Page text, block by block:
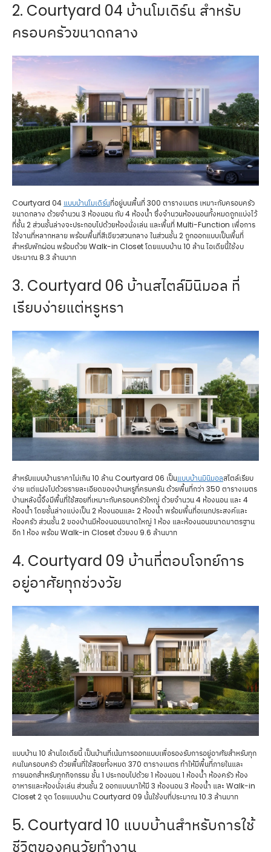
2. Courtyard 04 บ้านโมเดิร์น สำหรับ
ครอบครัวขนาดกลาง
Courtyard 04 แบบบ้านโมเดิร์นที่อยู่บนพื้นที่ 300 ตารางเมตร เหมาะกับครอบครัว
ขนาดกลาง ด้วยจำนวน 3 ห้องนอน กับ 4 ห้องน้ำ ซึ่งจำนวนห้องนอนทั้งหมดถูกแบ่งไว้
ที่ชั้น 2 ส่วนชั้นล่างจะประกอบไปด้วยห้องนั่งเล่น และพื้นที่ Multi-Function เพื่อการ
ใช้งานที่หลากหลาย พร้อมพื้นที่สีเขียวสวนกลาง ในส่วนชั้น 2 ถูกออกแบบเป็นพื้นที่
สำหรับพักผ่อน พร้อมด้วย Walk-in Closet โดยแบบบ้าน 10 ล้าน ไอเดียนี้ใช้งบ
ประมาณ 8.3 ล้านบาท
3. Courtyard 06 บ้านสไตล์มินิมอล ที่
เรียบง่ายแต่หรูหรา
สำหรับแบบบ้านราคาไม่เกิน 10 ล้าน Courtyard 06 เป็นแบบบ้านมินิมอลสไตล์เรียบ
ง่าย แต่แฝงไปด้วยรายละเอียดของบ้านหรูที่ครบครัน ด้วยพื้นที่กว่า 350 ตารางเมตร
บ้านหลังนี้จึงมีพื้นที่ใช้สอยที่เหมาะกับครอบครัวใหญ่ ด้วยจำนวน 4 ห้องนอน และ 4
ห้องน้ำ โดยชั้นล่างแบ่งเป็น 2 ห้องนอนและ 2 ห้องน้ำ พร้อมพื้นที่อเนกประสงค์และ
ห้องครัว ส่วนชั้น 2 ของบ้านมีห้องนอนขนาดใหญ่ 1 ห้อง และห้องนอนขนาดมาตรฐาน
อีก 1 ห้อง พร้อม Walk-in Closet ด้วยงบ 9.6 ล้านบาท
4. Courtyard 09 บ้านที่ตอบโจทย์การ
อยู่อาศัยทุกช่วงวัย
แบบบ้าน 10 ล้านไอเดียนี้ เป็นบ้านที่เน้นการออกแบบเพื่อรองรับการอยู่อาศัยสำหรับทุก
คนในครอบครัว ด้วยพื้นที่ใช้สอยทั้งหมด 370 ตารางเมตร ทำให้มีพื้นที่ภายในและ
ภายนอกสำหรับทุกกิจกรรม ชั้น 1 ประกอบไปด้วย 1 ห้องนอน 1 ห้องน้ำ ห้องครัว ห้อง
อาหารและห้องนั่งเล่น ส่วนชั้น 2 ออกแบบมาให้มี 3 ห้องนอน 3 ห้องน้ำ และ Walk-in
Closet 2 จุด โดยแบบบ้าน Courtyard 09 นั้นใช้งบที่ประมาณ 10.3 ล้านบาท
5. Courtyard 10 แบบบ้านสำหรับการใช้
ชีวิตของคนวัยทำงาน